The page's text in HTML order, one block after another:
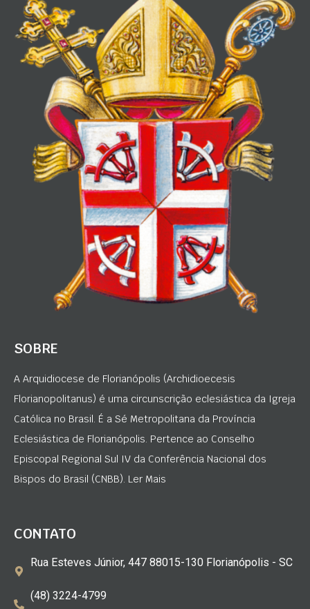
SOBRE
A Arquidiocese de Florianópolis (Archidioecesis
Florianopolitanus) é uma circunscrição eclesiástica da Igreja
Católica no Brasil. É a Sé Metropolitana da Província
Eclesiástica de Florianópolis. Pertence ao Conselho
Episcopal Regional Sul IV da Conferência Nacional dos
Bispos do Brasil (CNBB). Ler Mais
CONTATO
Rua Esteves Júnior, 447 88015-130 Florianópolis - SC
(48) 3224-4799